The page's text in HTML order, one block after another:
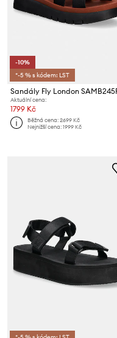
-10%
*-5 % s kódem: LST
Aktuální cena:
1799 Kč
Běžná cena:2699 Kč
Nejnižší cena:1999 Kč